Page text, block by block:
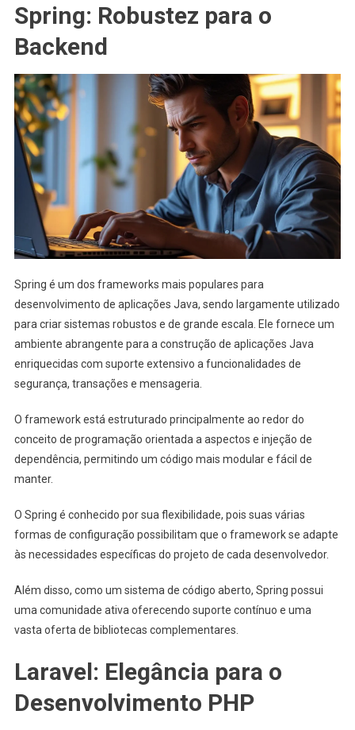
Spring: Robustez para o
Backend
Spring é um dos frameworks mais populares para
desenvolvimento de aplicações Java, sendo largamente utilizado
para criar sistemas robustos e de grande escala. Ele fornece um
ambiente abrangente para a construção de aplicações Java
enriquecidas com suporte extensivo a funcionalidades de
segurança, transações e mensageria.
O framework está estruturado principalmente ao redor do
conceito de programação orientada a aspectos e injeção de
dependência, permitindo um código mais modular e fácil de
manter.
O Spring é conhecido por sua flexibilidade, pois suas várias
formas de configuração possibilitam que o framework se adapte
às necessidades específicas do projeto de cada desenvolvedor.
Além disso, como um sistema de código aberto, Spring possui
uma comunidade ativa oferecendo suporte contínuo e uma
vasta oferta de bibliotecas complementares.
Laravel: Elegância para o
Desenvolvimento PHP